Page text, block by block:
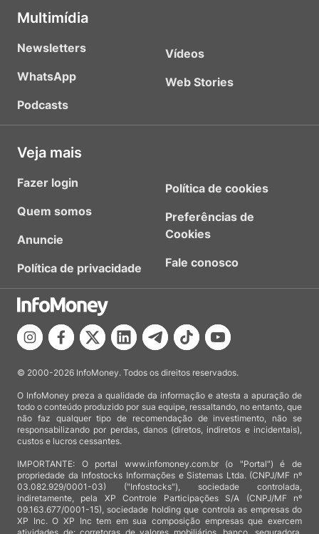
Multimídia
Newsletters
WhatsApp
Podcasts
Vídeos
Web Stories
Veja mais
Fazer login
Quem somos
Anuncie
Política de privacidade
Política de cookies
Preferências de
Cookies
Fale conosco
© 2000-2026 InfoMoney. Todos os direitos reservados.
O InfoMoney preza a qualidade da informação e atesta a apuração de
todo o conteúdo produzido por sua equipe, ressaltando, no entanto, que
não faz qualquer tipo de recomendação de investimento, não se
responsabilizando por perdas, danos (diretos, indiretos e incidentais),
custos e lucros cessantes.
IMPORTANTE: O portal www.infomoney.com.br (o "Portal") é de
propriedade da Infostocks Informações e Sistemas Ltda. (CNPJ/MF nº
03.082.929/0001-03) ("Infostocks"), sociedade controlada,
indiretamente, pela XP Controle Participações S/A (CNPJ/MF nº
09.163.677/0001-15), sociedade holding que controla as empresas do
XP Inc. O XP Inc tem em sua composição empresas que exercem